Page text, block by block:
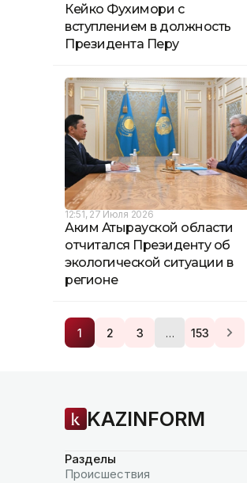
Кейко Фухимори с
вступлением в должность
Президента Перу
12:51, 27 Июля 2026
Аким Атырауской области
отчитался Президенту об
экологической ситуации в
регионе
1 2 3 … 153
KAZINFORM
Разделы
Происшествия